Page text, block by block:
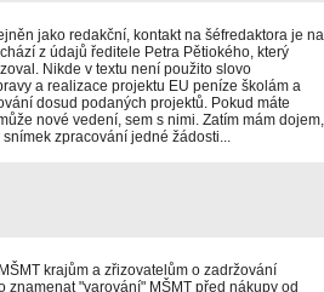
jako redakční, kontakt na šéfredaktora je na
z údajů ředitele Petra Pětiokého, který
Nikde v textu není použito slovo
a realizace projektu EU peníze školám a
dosud podaných projektů. Pokud máte
nové vedení, sem s nimi. Zatím mám dojem,
zpracování jedné žádosti...
krajům a zřizovatelům o zadržování
znamenat "varování" MŠMT před nákupy od